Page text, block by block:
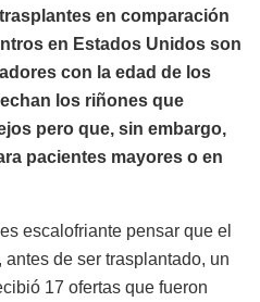
en comparación
en Estados Unidos son
con la edad de los
los riñones que
pero que, sin embargo,
pacientes mayores o en
escalofriante pensar que el
de ser trasplantado, un
17 ofertas que fueron